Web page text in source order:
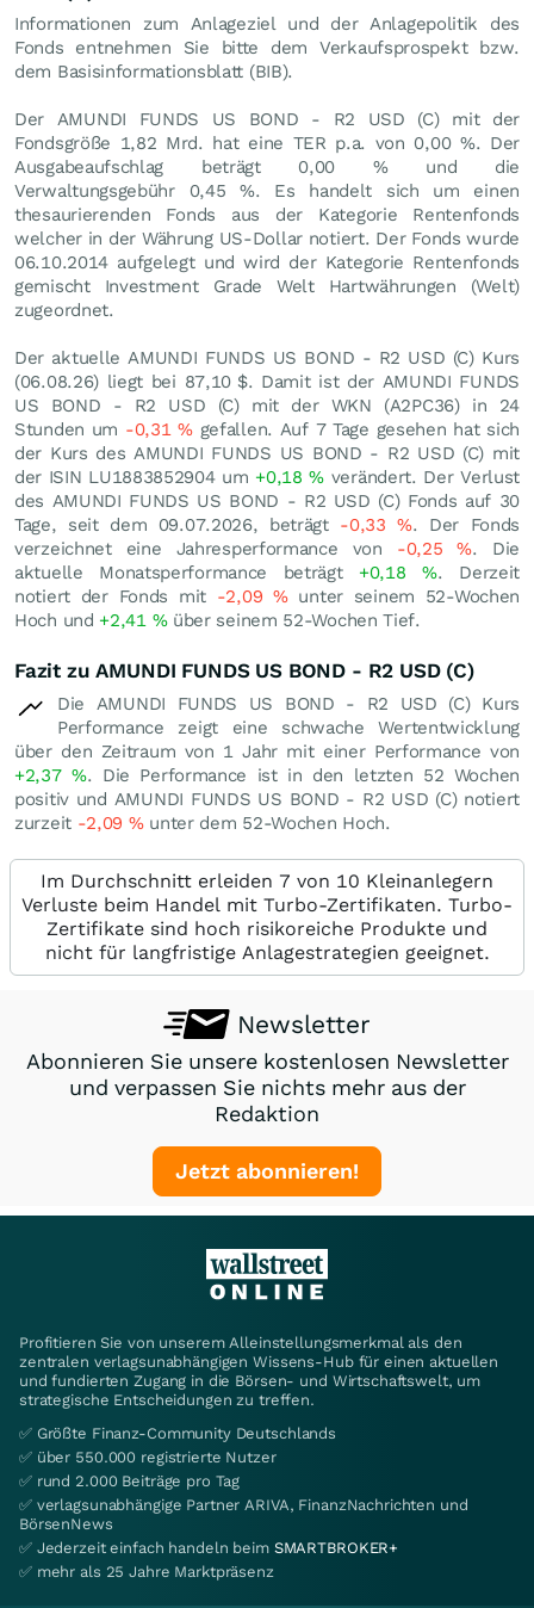
Informationen zum Anlageziel und der Anlagepolitik des
Fonds entnehmen Sie bitte dem Verkaufsprospekt bzw.
dem Basisinformationsblatt (BIB).
Der AMUNDI FUNDS US BOND - R2 USD (C) mit der
Fondsgröße 1,82 Mrd. hat eine TER p.a. von 0,00 %. Der
Ausgabeaufschlag beträgt 0,00 % und die
Verwaltungsgebühr 0,45 %. Es handelt sich um einen
thesaurierenden Fonds aus der Kategorie Rentenfonds
welcher in der Währung US-Dollar notiert. Der Fonds wurde
06.10.2014 aufgelegt und wird der Kategorie Rentenfonds
gemischt Investment Grade Welt Hartwährungen (Welt)
zugeordnet.
Der aktuelle AMUNDI FUNDS US BOND - R2 USD (C) Kurs
(06.08.26) liegt bei 87,10 $. Damit ist der AMUNDI FUNDS
US BOND - R2 USD (C) mit der WKN (A2PC36) in 24
Stunden um -0,31%gefallen. Auf 7 Tage gesehen hat sich
der Kurs des AMUNDI FUNDS US BOND - R2 USD (C) mit
der ISIN LU1883852904 um +0,18% verändert. Der Verlust
des AMUNDI FUNDS US BOND - R2 USD (C) Fonds auf 30
Tage, seit dem 09.07.2026, beträgt -0,33%. Der Fonds
verzeichnet eine Jahresperformance von -0,25%. Die
aktuelle Monatsperformance beträgt +0,18%. Derzeit
notiert der Fonds mit -2,09 %unter seinem 52-Wochen
Hoch und +2,41 %über seinem 52-Wochen Tief.
Fazit zu AMUNDI FUNDS US BOND - R2 USD (C)
Die AMUNDI FUNDS US BOND - R2 USD (C) Kurs
Performance zeigt eine schwache Wertentwicklung
über den Zeitraum von 1 Jahr mit einer Performance von
+2,37 %. Die Performance ist in den letzten 52 Wochen
positiv und AMUNDI FUNDS US BOND - R2 USD (C) notiert
zurzeit -2,09 %unter dem 52-Wochen Hoch.
Im Durchschnitt erleiden 7 von 10 Kleinanlegern
Verluste beim Handel mit Turbo-Zertifikaten. Turbo-
Zertifikate sind hoch risikoreiche Produkte und
nicht für langfristige Anlagestrategien geeignet.
Newsletter
Abonnieren Sie unsere kostenlosen Newsletter
und verpassen Sie nichts mehr aus der
Redaktion
Jetzt abonnieren!
Profitieren Sie von unserem Alleinstellungsmerkmal als den
zentralen verlagsunabhängigen Wissens-Hub für einen aktuellen
und fundierten Zugang in die Börsen- und Wirtschaftswelt, um
strategische Entscheidungen zu treffen.
✅ Größte Finanz-Community Deutschlands
✅ über 550.000 registrierte Nutzer
✅ rund 2.000 Beiträge pro Tag
✅ verlagsunabhängige Partner ARIVA, FinanzNachrichten und
BörsenNews
✅ Jederzeit einfach handeln beim SMARTBROKER+
✅ mehr als 25 Jahre Marktpräsenz